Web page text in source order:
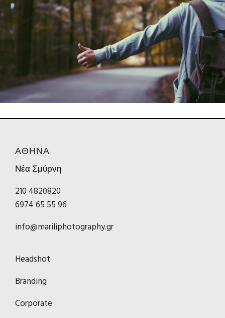
ΑΘΗΝΑ
Νέα Σμύρνη
210 4820820
6974 65 55 96
info@mariliphotography.gr
Headshot
Branding
Corporate